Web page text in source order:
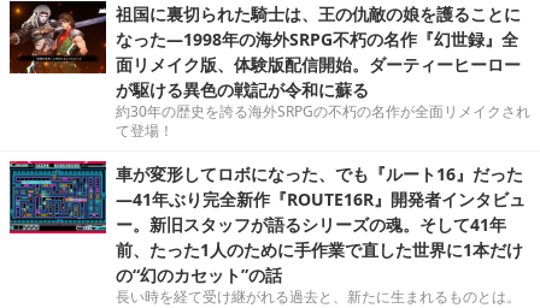
祖国に裏切られた騎士は、王の仇敵の娘を護ることに
なった―1998年の海外SRPG不朽の名作『幻世録』全
面リメイク版、体験版配信開始。ダーティーヒーロー
が駆ける異色の戦記が令和に蘇る
約30年の歴史を誇る海外SRPGの不朽の名作が全面リメイクされ
て登場！
車が変形してロボになった、でも『ルート16』だった
―41年ぶり完全新作『ROUTE16R』開発者インタビュ
ー。新旧スタッフが語るシリーズの魂。そして41年
前、たった1人のために手作業で直した世界に1本だけ
の“幻のカセット”の話
長い時を経て受け継がれる過去と、新たに生まれるものとは。